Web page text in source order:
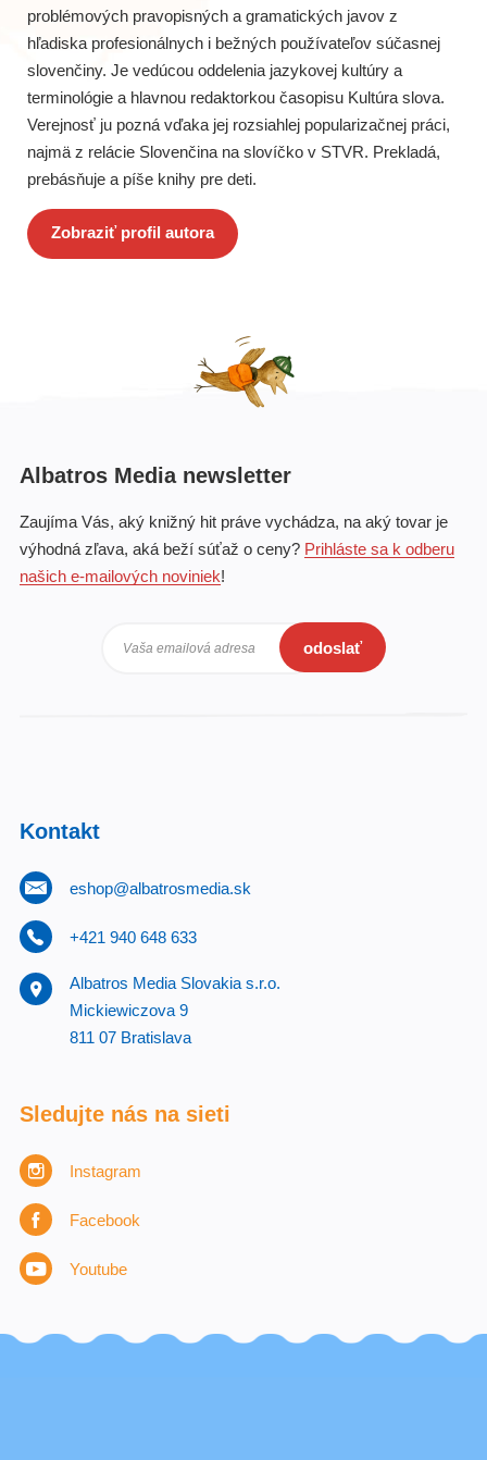
problémových pravopisných a gramatických javov z
hľadiska profesionálnych i bežných používateľov súčasnej
slovenčiny. Je vedúcou oddelenia jazykovej kultúry a
terminológie a hlavnou redaktorkou časopisu Kultúra slova.
Verejnosť ju pozná vďaka jej rozsiahlej popularizačnej práci,
najmä z relácie Slovenčina na slovíčko v STVR. Prekladá,
prebásňuje a píše knihy pre deti.
Zobraziť profil autora
Albatros Media newsletter
Zaujíma Vás, aký knižný hit práve vychádza, na aký tovar je
výhodná zľava, aká beží súťaž o ceny? Prihláste sa k odberu
našich e-mailových noviniek!
Vaša emailová adresa odoslať
Kontakt
eshop@albatrosmedia.sk
+421 940 648 633
Albatros Media Slovakia s.r.o.
Mickiewiczova 9
811 07 Bratislava
Sledujte nás na sieti
Instagram
Facebook
Youtube